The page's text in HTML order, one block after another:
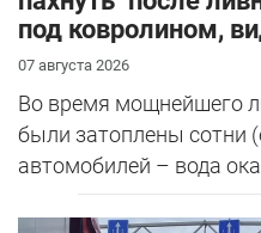
под ковролином,
07 августа 2026
Во время мощнейшего
были затоплены сотни
автомобилей – вода